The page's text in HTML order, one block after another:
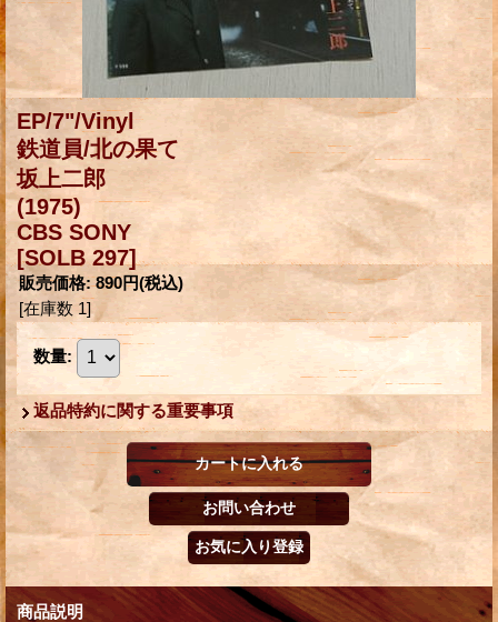
EP/7"/Vinyl
鉄道員/北の果て
坂上二郎
(1975)
CBS SONY
[SOLB 297]
販売価格: 890円(税込)
[在庫数 1]
数量:
返品特約に関する重要事項
商品説明